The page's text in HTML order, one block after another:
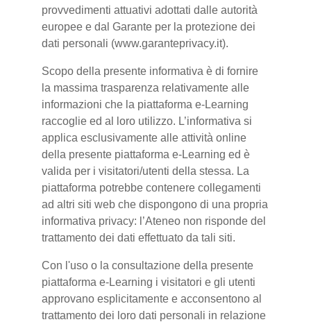
provvedimenti attuativi adottati dalle autorità
europee e dal Garante per la protezione dei
dati personali (www.garanteprivacy.it).
Scopo della presente informativa è di fornire
la massima trasparenza relativamente alle
informazioni che la piattaforma e-Learning
raccoglie ed al loro utilizzo. L’informativa si
applica esclusivamente alle attività online
della presente piattaforma e-Learning ed è
valida per i visitatori/utenti della stessa. La
piattaforma potrebbe contenere collegamenti
ad altri siti web che dispongono di una propria
informativa privacy: l’Ateneo non risponde del
trattamento dei dati effettuato da tali siti.
Con l'uso o la consultazione della presente
piattaforma e-Learning i visitatori e gli utenti
approvano esplicitamente e acconsentono al
trattamento dei loro dati personali in relazione